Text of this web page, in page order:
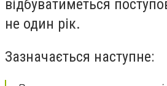
відбуватиметься
не один рік.
Зазначається наступне: